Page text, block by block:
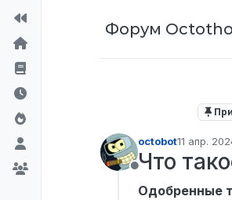
Форум
Не в сети
octobot11 апр.
Что
Одобренные